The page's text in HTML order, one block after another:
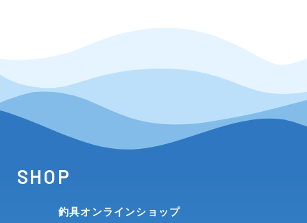
SHOP
釣具オンラインショップ